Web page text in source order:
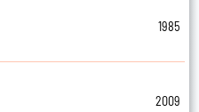
1985
2009